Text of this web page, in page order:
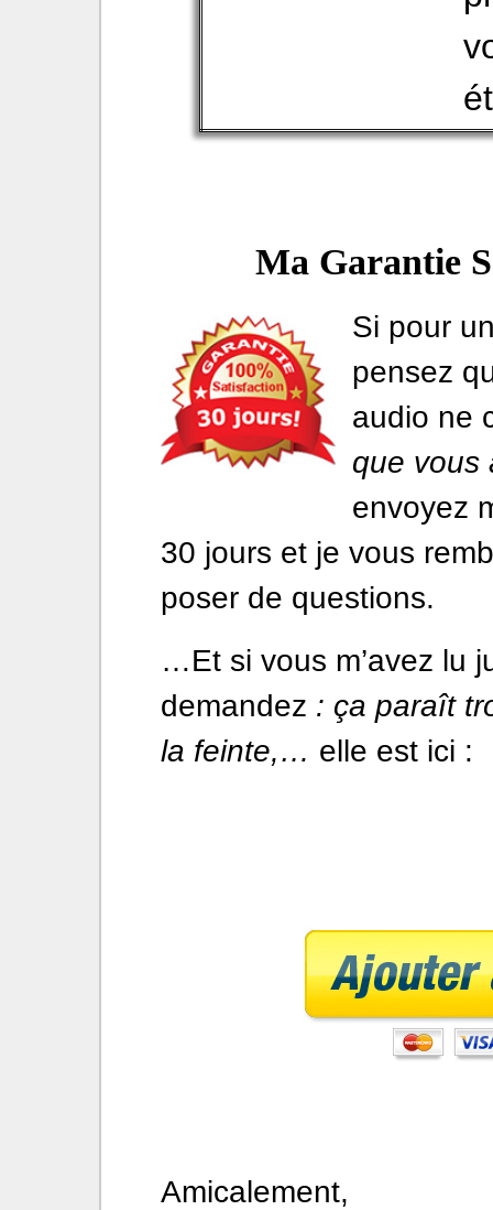
Ma Garantie
Si pour
pensez
audio ne
que vous
envoyez
30 jours et je vous
poser de questions.
…Et si vous m’avez lu
demandez : ça paraît
la feinte,… elle est ici :
Amicalement,